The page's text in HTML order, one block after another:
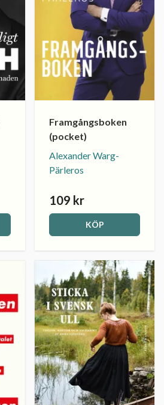
Framgångsboken
(pocket)
Alexander Warg-
Pärleros
109 kr
KÖP